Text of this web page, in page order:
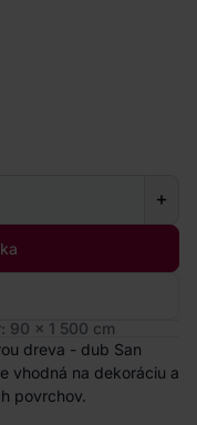
90 x 1 500 cm
dreva - dub San
vhodná na dekoráciu a
povrchov.